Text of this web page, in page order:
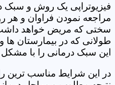
فیزیوتراپی یک روش و سبک
مراجعه نمودن فراوان و هر
سختی که مریض خواهد
طولانی که در بیمارستان ها
این سبک درمانی را با
در این شرایط مناسب ترین